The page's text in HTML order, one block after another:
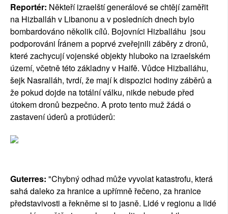
Reportér: Někteří izraelští generálové se chtějí zaměřit
na Hizballáh v Libanonu a v posledních dnech bylo
bombardováno několik cílů. Bojovníci Hizballáhu jsou
podporováni Íránem a poprvé zveřejnili záběry z dronů,
které zachycují vojenské objekty hluboko na izraelském
území, včetně této základny v Haifě. Vůdce Hizballáhu,
šejk Nasralláh, tvrdí, že mají k dispozici hodiny záběrů a
že pokud dojde na totální válku, nikde nebude před
útokem dronů bezpečno. A proto tento muž žádá o
zastavení úderů a protiúderů:
Guterres: "Chybný odhad může vyvolat katastrofu, která
sahá daleko za hranice a upřímně řečeno, za hranice
představivosti a řekněme si to jasně. Lidé v regionu a lidé